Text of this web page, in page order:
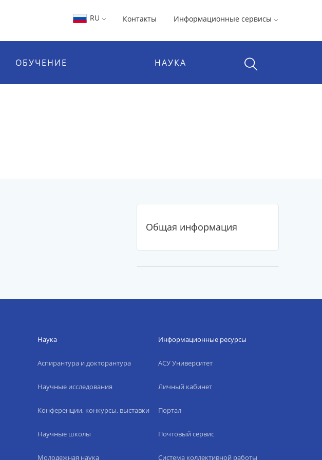
RU Контакты Информационные сервисы
ОБУЧЕНИЕ НАУКА
Общая информация
Наука
Аспирантура и докторантура
Научные исследования
Конференции, конкурсы, выставки
Научные школы
Молодежная наука
Информационные ресурсы
АСУ Университет
Личный кабинет
Портал
Почтовый сервис
Система коллективной работы